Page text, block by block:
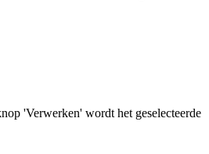
'Verwerken' wordt het geselecteerde